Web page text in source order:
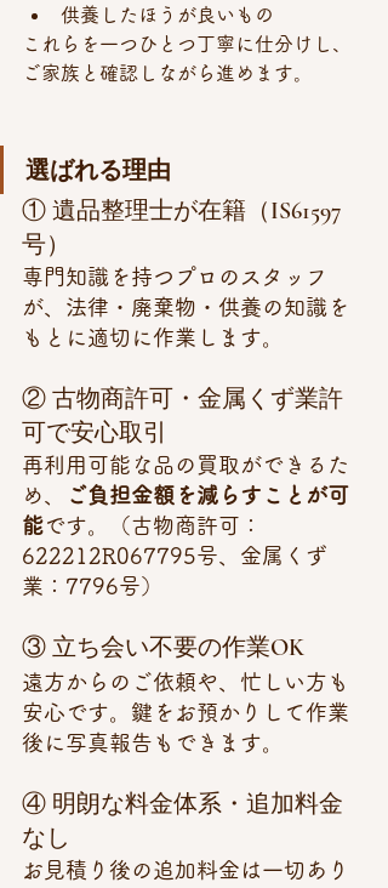
供養したほうが良いもの
これらを一つひとつ丁寧に仕分けし、
ご家族と確認しながら進めます。
選ばれる理由
① 遺品整理士が在籍（IS61597
号）
専門知識を持つプロのスタッフ
が、法律・廃棄物・供養の知識を
もとに適切に作業します。
② 古物商許可・金属くず業許
可で安心取引
再利用可能な品の買取ができるた
め、
ご負担金額を減らすことが可
能です。（古物商許可：
622212R067795号、金属くず
業：7796号）
③ 立ち会い不要の作業OK
遠方からのご依頼や、忙しい方も
安心です。鍵をお預かりして作業
後に写真報告もできます。
④ 明朗な料金体系・追加料金
なし
お見積り後の追加料金は一切あり